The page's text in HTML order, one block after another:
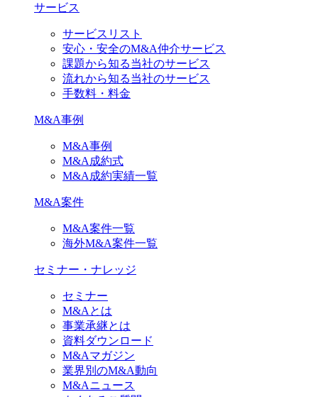
サービス
サービスリスト
安心・安全のM&A仲介サービス
課題から知る当社のサービス
流れから知る当社のサービス
手数料・料金
M&A事例
M&A事例
M&A成約式
M&A成約実績一覧
M&A案件
M&A案件一覧
海外M&A案件一覧
セミナー・ナレッジ
セミナー
M&Aとは
事業承継とは
資料ダウンロード
M&Aマガジン
業界別のM&A動向
M&Aニュース